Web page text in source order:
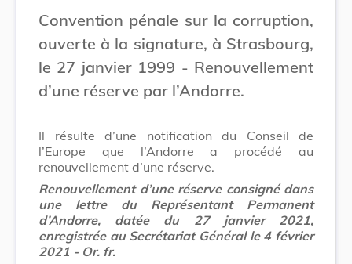
Convention pénale sur la corruption,
ouverte à la signature, à Strasbourg,
le 27 janvier 1999 - Renouvellement
d’une réserve par l’Andorre.
Il résulte d’une notification du Conseil de
l’Europe que l’Andorre a procédé au
renouvellement d’une réserve.
Renouvellement d’une réserve consigné dans
une lettre du Représentant Permanent
d’Andorre, datée du 27 janvier 2021,
enregistrée au Secrétariat Général le 4 février
2021 - Or. fr.